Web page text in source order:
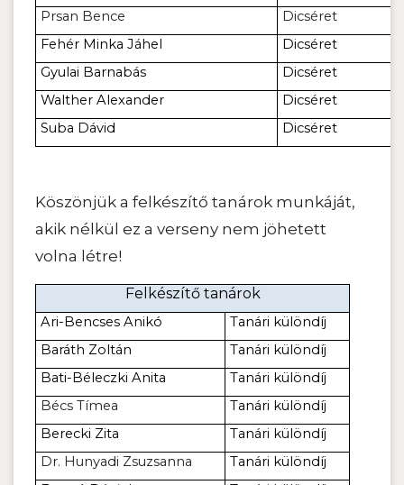
Prsan Bence
Dicséret
Fehér Minka Jáhel
Dicséret
Gyulai Barnabás
Dicséret
Walther Alexander
Dicséret
Suba Dávid
Dicséret
Köszönjük a felkészítő tanárok munkáját,
akik nélkül ez a verseny nem jöhetett
volna létre!
Felkészítő tanárok
Ari-Bencses Anikó
Tanári különdíj
Baráth Zoltán
Tanári különdíj
Bati-Béleczki Anita
Tanári különdíj
Bécs Tímea
Tanári különdíj
Berecki Zita
Tanári különdíj
Dr. Hunyadi Zsuzsanna
Tanári különdíj